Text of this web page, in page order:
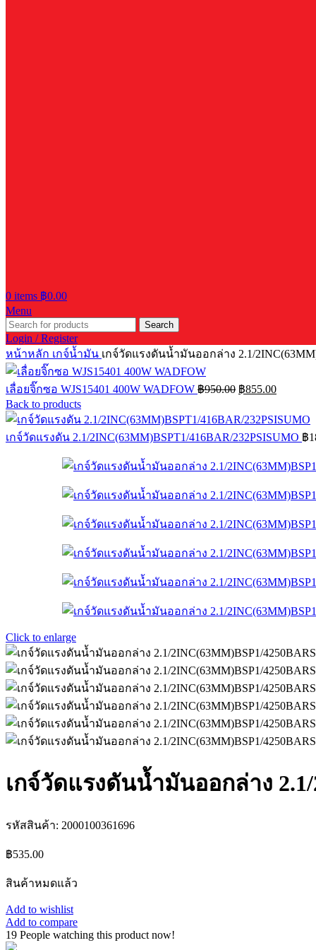
0 items ฿0.00
Menu
Search
Login / Register
หน้าหลัก เกจ์น้ำมัน เกจ์วัดแรงดันน้ำมันออกล่าง 2.1/
เลื่อยจิ๊กซอ WJS15401 400W WADFOW ฿950.00 Original
price
฿950.00.
฿855.00Current
price
฿855.00.
Back to products
เกจ์วัดแรงดัน 2.1/2INC(63MM)BSPT1/416BAR/232PSISUMO ฿
Click to enlarge
เกจ์วัดแรงดันน้ำมันออกล่าง
รหัสสินค้า: 2000100361696
฿535.00
สินค้าหมดแล้ว
Add to wishlist
Add to compare
19 People watching this product now!